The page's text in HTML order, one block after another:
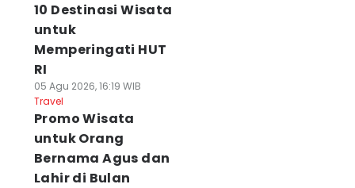
10 Destinasi Wisata
untuk
Memperingati HUT
RI
05 Agu 2026, 16:19 WIB
Travel
Promo Wisata
untuk Orang
Bernama Agus dan
Lahir di Bulan